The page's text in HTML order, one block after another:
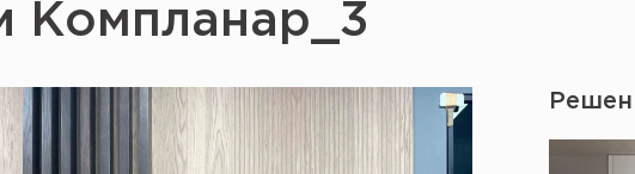
Компланар_3